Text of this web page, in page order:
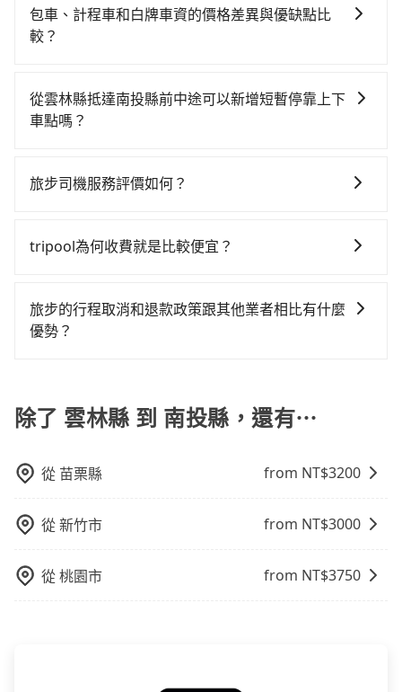
鐘，再乘坐19~23分鐘（平均21分）的高鐵從雲林站前
往台中高鐵站，每人票價230元，再用10分鐘出站、等
時間共2小時25分鐘，假設一人獨行，交通費總計3,130
元。不過雲林縣領有合法執照的計程車僅有200多輛，計
雲林縣少部分小黃司機不按表收費，看乘客是外地人便
擇搭乘高鐵而不預約包車，不僅至少額外負擔420元車
$115~205承租小轎車，每公里再額外加收$3.2，從雲林
縣（斗六市）到南投縣（魚池鄉）的花費預估為
時40元路邊停車費用預估進去，但額外的汽車保險與可
能的罰單都需自付。再者，和運的iRent只提供最基本的
或九人座可供選擇，而且無人租車最令人詬病的就是車
樣。另外，偶爾也會遇到明明已經預約了時間但上一位
小的風險。最後，雖然路邊隨租隨還看似方便，但實際
使用時還是有其區域的限制，實際可停靠的地點與你的
灣大車隊，如果在路邊攔不到車，也可考慮打電話至附
近的計程車隊，如華麗計程車、斗六交通、久安汽車行
為雙北的0.4%，也就是說要臨時叫到小黃的難度是台北
或新北的300倍之多。如果當天或隔天也要原路返回，南
價，建議最好先上網預約，以免當場被坑受騙。雖然雲
在五人以上，分坐兩台計程車就不太方便，反而能事先
包車、計程車和白牌車資的價格差異與優缺點比
較？
包車：優點是搭乘舒適可以根據自己的需求安排時間和
地點上車較客製化。此外，司機還會提供各種旅遊建議
通塞車時亦會加收延遲費用，一般屬短程接駁為主。 -
事後也無法申訴退費。
從雲林縣抵達南投縣前中途可以新增短暫停靠上下
車點嗎？
前往南投縣的途中可備註加點。每個加點位置，前後額
外費用是必要的補償。
旅步司機服務評價如何？
機非常高的評價，認為他們非常專業且親切！讓他們的
tripool為何收費就是比較便宜？
一次使用tripool的會擔心價格比市價便宜不少，是不是
因為司機素質比較差、車上會有煙味、或者車齡過大，
配戴口罩。tripool之所以能將價格壓在市價7~8折的主
因來自於自行研發的AI車輛調度演算法，能有效降低空
在成本的控制，更是在傳統旺季（年假、端午、中秋、
用到不熟悉的司機或者轉單給其他車行的情況比同行更
站上的價格是動態的，一般來說越早預訂價格越優，且
保證前一天中午以前均可全額取消退費，如已經決定好
旅步的行程取消和退款政策跟其他業者相比有什麼
優勢？
用車前一天的凌晨六點前完成取消訂單作業，旅步就承
諾會無條件全額退款，讓乘客感到安心之餘，降低風險
除了 雲林縣 到 南投縣，還有⋯
從 苗栗縣 from NT$3200
從新竹市 from NT$3000
從桃園市 from NT$3750